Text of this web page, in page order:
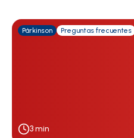
Párkinson Preguntas frecuentes
3min